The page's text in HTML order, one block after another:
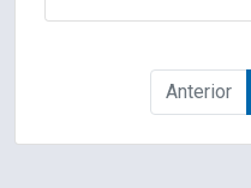
Anterior